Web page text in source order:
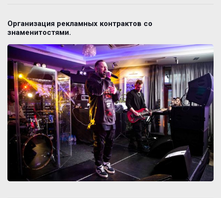
Организация рекламных контрактов со
знаменитостями.